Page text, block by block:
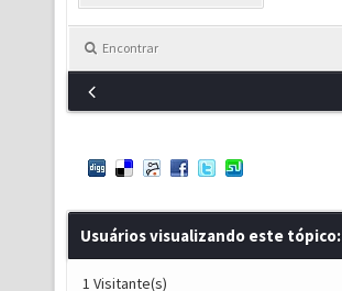
Encontrar
Usuários visualizando este tópico:
1 Visitante(s)